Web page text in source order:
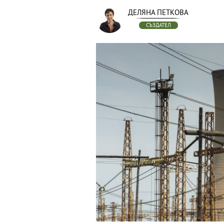
ДЕЛЯНА ПЕТКОВА
СЪЗДАТЕЛ